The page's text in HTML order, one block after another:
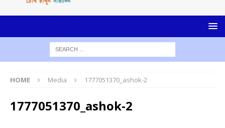
HOME Media 1777051370_ashok-2
1777051370_ashok-2